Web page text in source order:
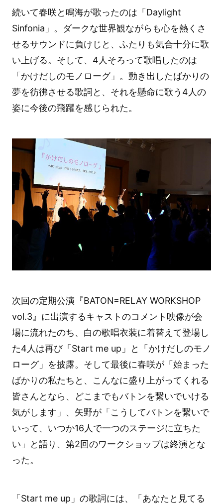
続いて春咲と鳴海が歌ったのは「Daylight
Sinfonia」。ダークな世界観ながらも心を熱くさ
せるサウンドに負けじと、ふたりも気合十分に歌
い上げる。そして、4人そろって歌唱したのは
「かけだしのモノローグ」。動き出したばかりの
夢を彷彿させる歌詞と、それを懸命に歌う4人の
姿に今後の飛躍を感じられた。
次回の定期公演『BATON=RELAY WORKSHOP
vol.3』に出演するキャストのコメント映像が会
場に流れたのち、白の歌唱衣装に着替えて登場し
た4人は再び「Start me up」と「かけだしのモノ
ローグ」を披露。そして最後に春咲が「始まった
ばかりの私たちと、こんなに盛り上がってくれる
皆さんとなら、どこまでもバトンを繋いでいける
気がします」、矢野が「こうしてバトンを繋いで
いって、いつか16人で一つのステージに立ちた
い」と語り、第2回のワークショップは終演とな
った。
「Start me up」の歌詞には、「あなたと見てる